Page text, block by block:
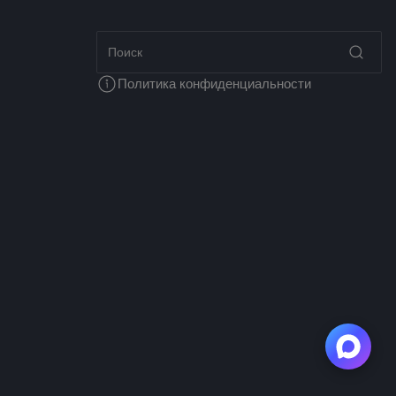
Политика конфиденциальности